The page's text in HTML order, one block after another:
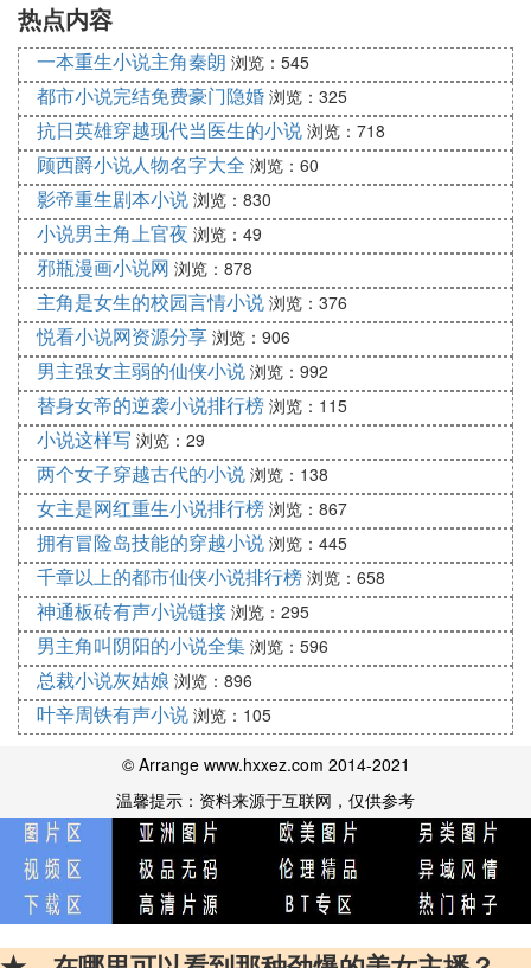
李炜光：《正说包公》
高日晖：《范进中举》
赵世民：《探秘中国汉字》
徐放鸣：《另类英雄李云龙》、《我读经典之〈浩然
之气与人格之美>〉》
王晓秋：《大变动中的中国之甲午风云》
王新陆：《解读中医》
康 尔：《传奇紫砂壶》
周文顺：《焦裕禄》
赵英健：《清朝陵寝之谜》（慈禧、康熙、道光、嘉
庆）
陈毅明：《我心目中的陈嘉庚》
李昌集：《《西厢记》中的爱情》、《从悲到喜说西
厢》
孔庆东：《孔庆东看武侠小说》、《鲁迅》、《我读
经典之 <论语>的魅力》、《从<说笑>看钱钟书的幽
默》
孙丹林：《楹联的故事》、《唐伯虎》、《陆游的故
事》、《我读经典之〈无形中的指引〉》
姚淦铭：《老子与百姓生活》
马瑞芳：《马瑞芳说聊斋》、《我读经典之〈感悟孔
孟〉》 阎崇年老师解说《康熙大帝》方尔加：《孔
子眼中的“仁义礼孝”》、《汉代国策风云》
周思源：《红楼梦中的小人物》、《正说三国人
物》、《周思源也说秦可卿》、《文明太后》（即将
李 蕾：《红旗渠的故事》
马未都：《马未都说收藏》（家具篇、陶瓷篇、玉器
篇、漆器篇、杂项篇）
喻大华：《道光与鸦片战争》、《喻大华评说嘉庆王
朝》、《苦命皇帝咸丰》、《末代皇帝溥仪》、《囚
热点内容
一本重生小说主角秦朗 浏览：545
都市小说完结免费豪门隐婚 浏览：325
抗日英雄穿越现代当医生的小说 浏览：718
顾西爵小说人物名字大全 浏览：60
影帝重生剧本小说 浏览：830
小说男主角上官夜 浏览：49
邪瓶漫画小说网 浏览：878
主角是女生的校园言情小说 浏览：376
悦看小说网资源分享 浏览：906
男主强女主弱的仙侠小说 浏览：992
替身女帝的逆袭小说排行榜 浏览：115
小说这样写 浏览：29
两个女子穿越古代的小说 浏览：138
女主是网红重生小说排行榜 浏览：867
拥有冒险岛技能的穿越小说 浏览：445
千章以上的都市仙侠小说排行榜 浏览：658
神通板砖有声小说链接 浏览：295
男主角叫阴阳的小说全集 浏览：596
总裁小说灰姑娘 浏览：896
叶辛周铁有声小说 浏览：105
© Arrange www.hxxez.com 2014-2021
温馨提示：资料来源于互联网，仅供参考